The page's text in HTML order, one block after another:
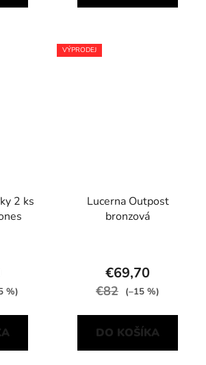
2 ks
%)
VÝPRODEJ
Lucerna Outpost
bronzová
€69,70
€82 (–15 %)
DO KOŠÍKA